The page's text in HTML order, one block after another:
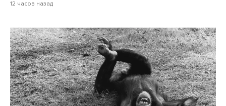
12 часов назад